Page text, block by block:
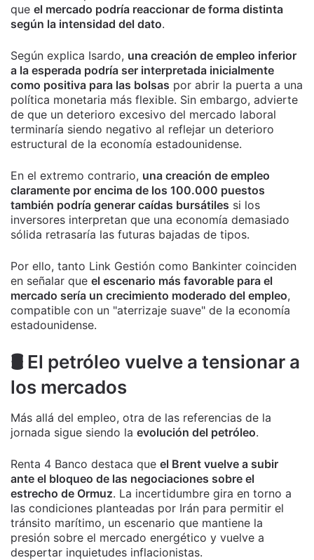
que el mercado podría reaccionar de forma distinta
según la intensidad del dato.
Según explica Isardo, una creación de empleo inferior
a la esperada podría ser interpretada inicialmente
como positiva para las bolsas por abrir la puerta a una
política monetaria más flexible. Sin embargo, advierte
de que un deterioro excesivo del mercado laboral
terminaría siendo negativo al reflejar un deterioro
estructural de la economía estadounidense.
En el extremo contrario, una creación de empleo
claramente por encima de los 100.000 puestos
también podría generar caídas bursátiles si los
inversores interpretan que una economía demasiado
sólida retrasaría las futuras bajadas de tipos.
Por ello, tanto Link Gestión como Bankinter coinciden
en señalar que el escenario más favorable para el
mercado sería un crecimiento moderado del empleo,
compatible con un "aterrizaje suave" de la economía
estadounidense.
🛢️ El petróleo vuelve a tensionar a
los mercados
Más allá del empleo, otra de las referencias de la
jornada sigue siendo la evolución del petróleo.
Renta 4 Banco destaca que el Brent vuelve a subir
ante el bloqueo de las negociaciones sobre el
estrecho de Ormuz. La incertidumbre gira en torno a
las condiciones planteadas por Irán para permitir el
tránsito marítimo, un escenario que mantiene la
presión sobre el mercado energético y vuelve a
despertar inquietudes inflacionistas.